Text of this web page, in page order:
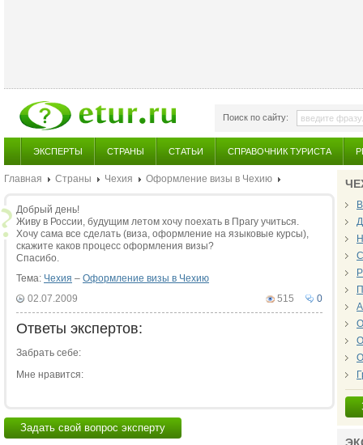
Поиск по сайту:
ЭКСПЕРТЫ СТРАНЫ СТАТЬИ СПРАВОЧНИК ТУРИСТА
Главная Страны Чехия Оформление визы в Чехию
Добрый день!
Живу в России, будущим летом хочу поехать в Прагу учиться.
Хочу сама все сделать (виза, оформление на языковые курсы),
скажите каков процесс оформления визы?
Спасибо.
Тема: Чехия – Оформление визы в Чехию
0
515
02.07.2009
Ответы экспертов:
Забрать себе:
Мне нравится:
Задать свой вопрос эксперту